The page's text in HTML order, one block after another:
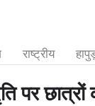
राष्ट्रीय
पर छात्रों